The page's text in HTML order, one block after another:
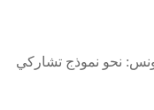
نحو نموذج تشاركي